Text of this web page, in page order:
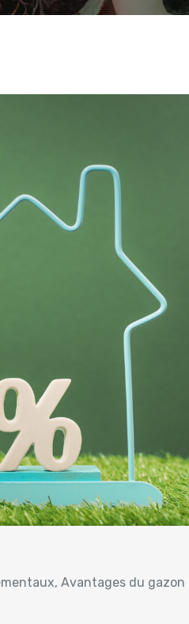
,Avantages du gazon